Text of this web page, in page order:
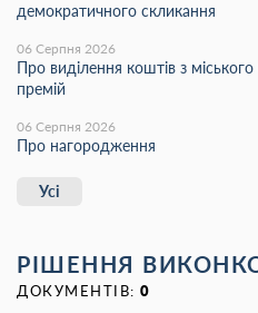
демократичного скликання
06 Серпня 2026
Про виділення коштів з
премій
06 Серпня 2026
Про нагородження
Усі
РІШЕННЯ
ДОКУМЕНТІВ: 0